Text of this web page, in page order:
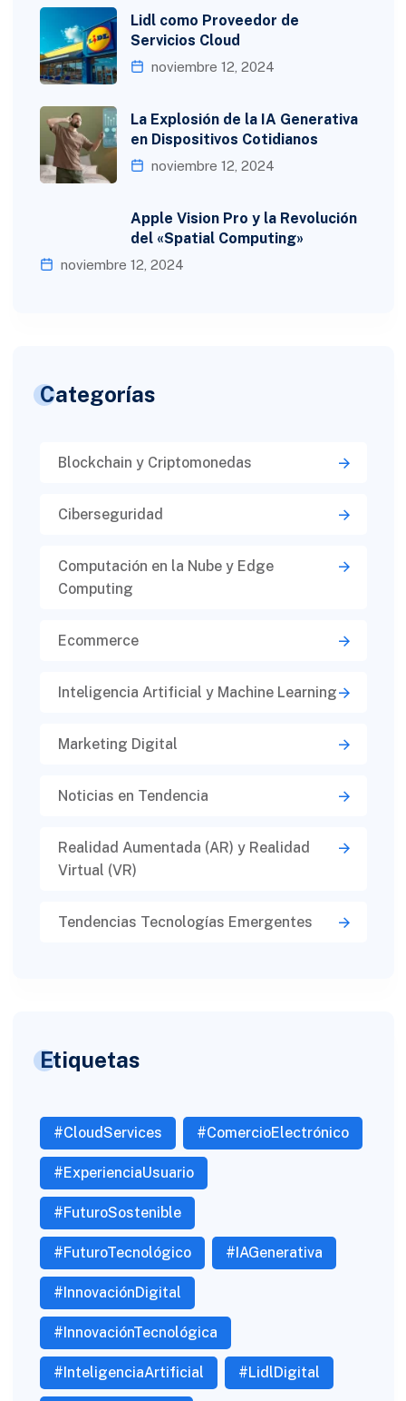
Lidl como Proveedor de
Servicios Cloud
noviembre 12, 2024
La Explosión de la IA Generativa
en Dispositivos Cotidianos
noviembre 12, 2024
Apple Vision Pro y la Revolución
del «Spatial Computing»
noviembre 12, 2024
Categorías
Blockchain y Criptomonedas
Ciberseguridad​
Computación en la Nube y Edge
Computing
Ecommerce
Inteligencia Artificial y Machine Learning
Marketing Digital
Noticias en Tendencia
Realidad Aumentada (AR) y Realidad
Virtual (VR)​
Tendencias Tecnologías Emergentes
Etiquetas
#CloudServices #ComercioElectrónico
#ExperienciaUsuario
#FuturoSostenible
#FuturoTecnológico #IAGenerativa
#InnovaciónDigital
#InnovaciónTecnológica
#InteligenciaArtificial #LidlDigital